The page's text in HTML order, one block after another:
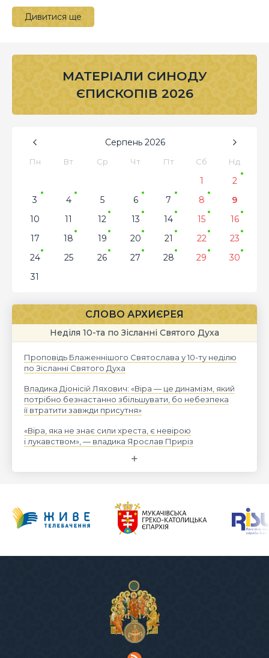
Дивитися ще
МАТЕРІАЛИ СИНОДУ
ЄПИСКОПІВ 2026
Серпень 2026
Пн Вт Ср Чт Пт Сб Нд
1
2
3
4 5 6 7 8
9
10
11 12 13 14 15
16
17
18 19 20 21 22
23
24
25 26 27 28 29
30
31
СЛОВО АРХИЄРЕЯ
Неділя 10-та по Зісланні Святого Духа
Проповідь Блаженнішого Святослава у 10-ту неділю
по Зісланні Святого Духа
Владика Діонісій Ляхович: «Віра — це динамізм, який
потрібно безнастанно збільшувати, бо небезпека
її втратити завжди присутня»
«Віра, яка не знає сили хреста, є невірою
і лукавством», — владика Ярослав Приріз